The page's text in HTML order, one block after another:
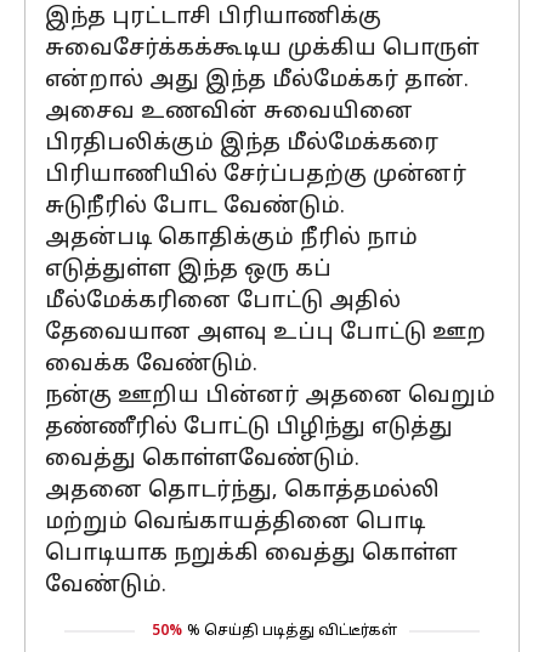
இந்த புரட்டாசி பிரியாணிக்கு
சுவைசேர்க்கக்கூடிய முக்கிய பொருள்
என்றால் அது இந்த மீல்மேக்கர் தான்.
அசைவ உணவின் சுவையினை
பிரதிபலிக்கும் இந்த மீல்மேக்கரை
பிரியாணியில் சேர்ப்பதற்கு முன்னர்
சுடுநீரில் போட வேண்டும்.
அதன்படி கொதிக்கும் நீரில் நாம்
எடுத்துள்ள இந்த ஒரு கப்
மீல்மேக்கரினை போட்டு அதில்
தேவையான அளவு உப்பு போட்டு ஊற
வைக்க வேண்டும்.
நன்கு ஊறிய பின்னர் அதனை வெறும்
தண்ணீரில் போட்டு பிழிந்து எடுத்து
வைத்து கொள்ளவேண்டும்.
அதனை தொடர்ந்து, கொத்தமல்லி
மற்றும் வெங்காயத்தினை பொடி
பொடியாக நறுக்கி வைத்து கொள்ள
வேண்டும்.
50% % செய்தி படித்து விட்டீர்கள்